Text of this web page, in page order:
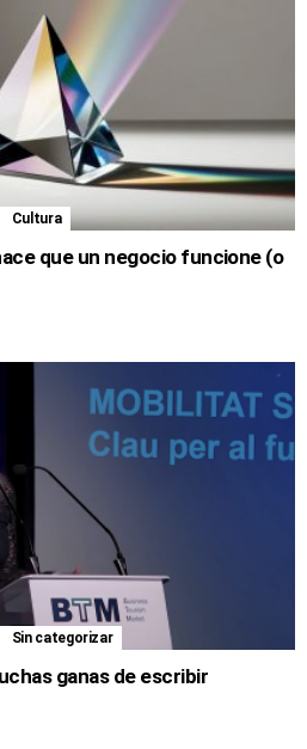
Cultura
que un negocio funcione (o
Sin categorizar
ganas de escribir